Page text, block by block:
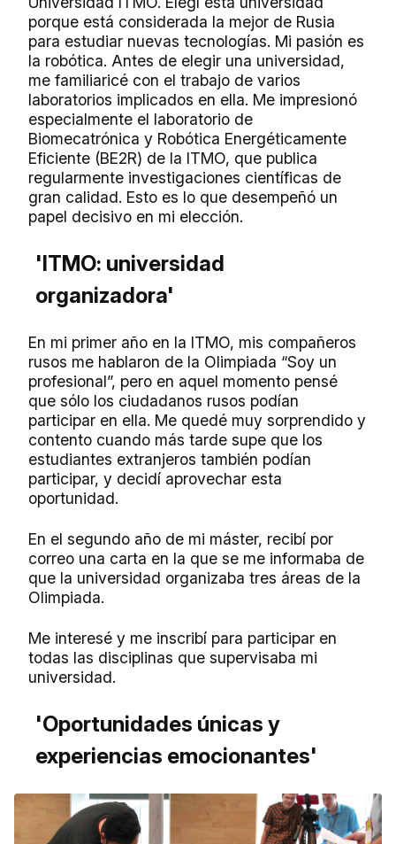
porque está considerada la mejor de Rusia
para estudiar nuevas tecnologías. Mi pasión es
la robótica. Antes de elegir una universidad,
me familiaricé con el trabajo de varios
laboratorios implicados en ella. Me impresionó
especialmente el laboratorio de
Biomecatrónica y Robótica Energéticamente
Eficiente (BE2R) de la ITMO, que publica
regularmente investigaciones científicas de
gran calidad. Esto es lo que desempeñó un
papel decisivo en mi elección.
'ITMO: universidad
organizadora'
En mi primer año en la ITMO, mis compañeros
rusos me hablaron de la Olimpiada “Soy un
profesional”, pero en aquel momento pensé
que sólo los ciudadanos rusos podían
participar en ella. Me quedé muy sorprendido y
contento cuando más tarde supe que los
estudiantes extranjeros también podían
participar, y decidí aprovechar esta
oportunidad.
En el segundo año de mi máster, recibí por
correo una carta en la que se me informaba de
que la universidad organizaba tres áreas de la
Olimpiada.
Me interesé y me inscribí para participar en
todas las disciplinas que supervisaba mi
universidad.
'Oportunidades únicas y
experiencias emocionantes'